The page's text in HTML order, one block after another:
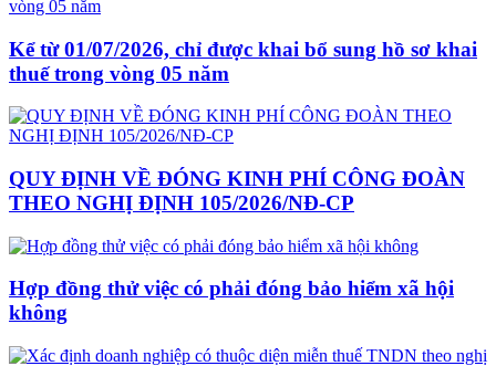
Kể từ 01/07/2026, chỉ được khai bổ sung hồ sơ khai
thuế trong vòng 05 năm
QUY ĐỊNH VỀ ĐÓNG KINH PHÍ CÔNG ĐOÀN
THEO NGHỊ ĐỊNH 105/2026/NĐ-CP
Hợp đồng thử việc có phải đóng bảo hiểm xã hội
không